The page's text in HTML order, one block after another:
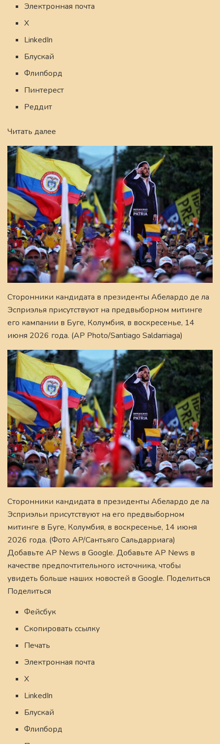
Электронная почта
X
LinkedIn
Блускай
Флипборд
Пинтерест
Реддит
Читать далее
Сторонники кандидата в президенты Абелардо де ла
Эсприэлья присутствуют на предвыборном митинге
его кампании в Буге, Колумбия, в воскресенье, 14
июня 2026 года. (AP Photo/Santiago Saldarriaga)
Сторонники кандидата в президенты Абелардо де ла
Эсприэльи присутствуют на его предвыборном
митинге в Буге, Колумбия, в воскресенье, 14 июня
2026 года. (Фото AP/Сантьяго Сальдарриага)
Добавьте AP News в Google. Добавьте AP News в
качестве предпочтительного источника, чтобы
увидеть больше наших новостей в Google. Поделиться
Поделиться
Фейсбук
Скопировать ссылку
Печать
Электронная почта
X
LinkedIn
Блускай
Флипборд